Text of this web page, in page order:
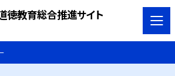
徳教育総合推進サイト